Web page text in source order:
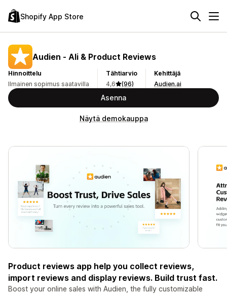
Shopify App Store
Audien ‑ Ali & Product Reviews
Hinnoittelu
Ilmainen sopimus saatavilla
Tähtiarvio
4,6
(96)
Kehittäjä
Audien.ai
Asenna
Näytä demokauppa
Product reviews app help you collect reviews,
import reviews and display reviews. Build trust fast.
Boost your online sales with Audien, the fully customizable